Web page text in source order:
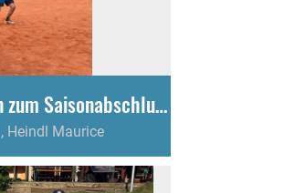
Herren unterliegen zum Saisonabschluss knapp mit 4:5
, Heindl Maurice